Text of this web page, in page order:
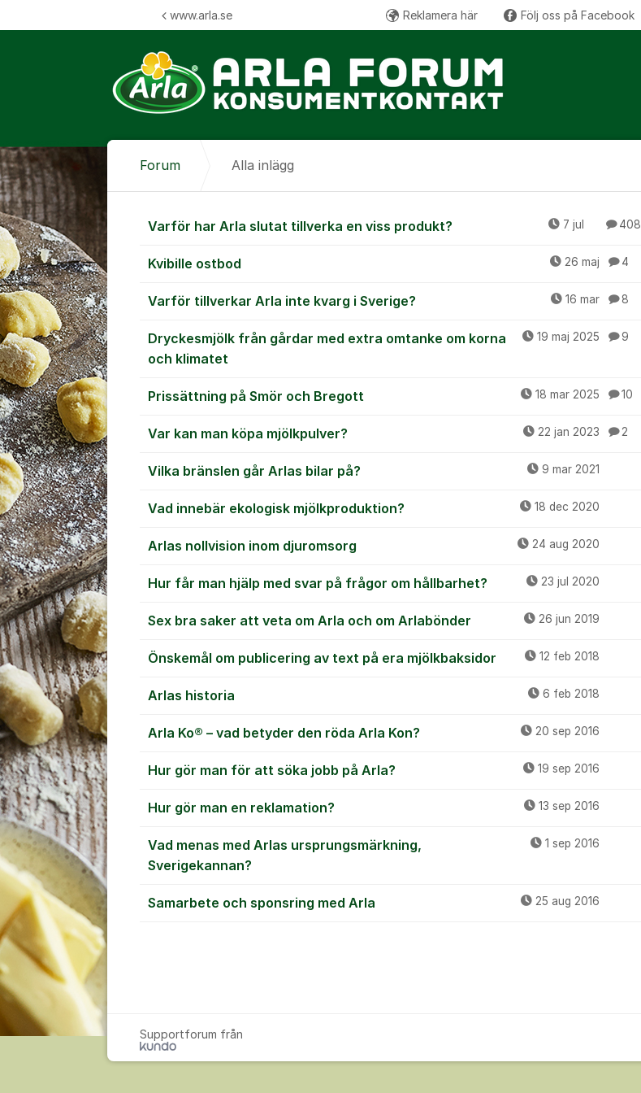
www.arla.se Reklamera här Följ oss på Facebook
Forum Alla inlägg
Alla inlägg
Varför har Arla slutat tillverka en viss produkt? 7 jul 408
Kvibille ostbod 26 maj 4
Varför tillverkar Arla inte kvarg i Sverige? 16 mar 8
Dryckesmjölk från gårdar med extra omtanke om korna
och klimatet
19 maj 2025 9
Prissättning på Smör och Bregott 18 mar 2025 10
Var kan man köpa mjölkpulver? 22 jan 2023 2
Vilka bränslen går Arlas bilar på? 9 mar 2021
Vad innebär ekologisk mjölkproduktion? 18 dec 2020
Arlas nollvision inom djuromsorg 24 aug 2020
Hur får man hjälp med svar på frågor om hållbarhet? 23 jul 2020
Sex bra saker att veta om Arla och om Arlabönder 26 jun 2019
Önskemål om publicering av text på era mjölkbaksidor 12 feb 2018
Arlas historia 6 feb 2018
Arla Ko® – vad betyder den röda Arla Kon? 20 sep 2016
Hur gör man för att söka jobb på Arla? 19 sep 2016
Hur gör man en reklamation? 13 sep 2016
Vad menas med Arlas ursprungsmärkning,
Sverigekannan?
1 sep 2016
Samarbete och sponsring med Arla 25 aug 2016
Supportforum från